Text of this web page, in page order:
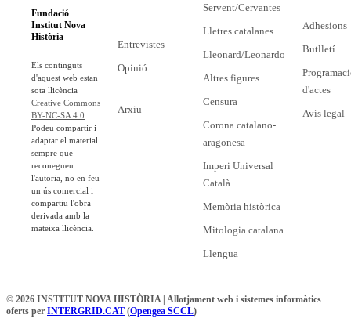
Fundació
Institut Nova
Història
Els continguts
d'aquest web estan
sota llicència
Creative Commons
BY-NC-SA 4.0
Podeu compartir i
adaptar el material
sempre que
reconegueu
l'autoria, no en feu
un ús comercial i
compartiu l'obra
derivada amb la
mateixa llicència.
Entrevistes
Opinió
Arxiu
Servent/Cervantes
Lletres catalanes
Lleonard/Leonardo
Altres figures
Censura
Corona catalano-
aragonesa
Imperi Universal
Català
Memòria històrica
Mitologia catalana
Llengua
Adhesions
Butlletí
d'actes
Avís legal
© 2026 INSTITUT NOVA HISTÒRIA | Allotjament web i sistemes informàtics
oferts per INTERGRID.CAT (Opengea SCCL)